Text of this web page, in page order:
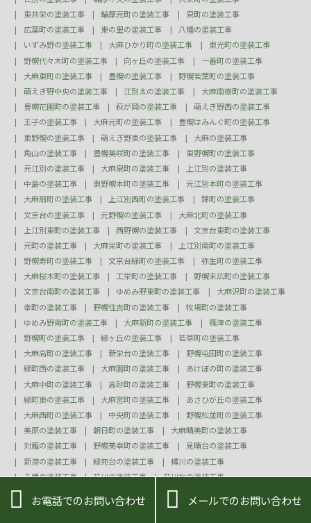
東共栄の塗装工事
輪厚元町の塗装工事
泉町の塗装工事
広葉町の塗装工事
東の里の塗装工事
八幡の塗装工事
いずみ野の塗装工事
大麻ひかり町の塗装工事
東光町の塗装工事
野幌代々木町の塗装工事
向ヶ丘の塗装工事
一番町の塗装工事
大麻東町の塗装工事
豊幌の塗装工事
野幌若葉町の塗装工事
萌えぎ野中央の塗装工事
江別太の塗装工事
大麻南樹町の塗装工事
豊幌花園町の塗装工事
萩が岡の塗装工事
萌えぎ野西の塗装工事
王子の塗装工事
大麻元町の塗装工事
豊幌はみんぐ町の塗装工事
東野幌の塗装工事
萌えぎ野東の塗装工事
大麻の塗装工事
角山の塗装工事
豊幌美咲町の塗装工事
東野幌町の塗装工事
元江別の塗装工事
大麻泉町の塗装工事
上江別の塗装工事
中島の塗装工事
東野幌本町の塗装工事
元江別本町の塗装工事
大麻扇町の塗装工事
上江別西町の塗装工事
錦町の塗装工事
文京台の塗装工事
元野幌の塗装工事
大麻北町の塗装工事
上江別東町の塗装工事
西野幌の塗装工事
文京台東町の塗装工事
元町の塗装工事
大麻栄町の塗装工事
上江別南町の塗装工事
野幌寿町の塗装工事
文京台緑町の塗装工事
弥生町の塗装工事
大麻桜木町の塗装工事
工栄町の塗装工事
野幌末広町の塗装工事
文京台南町の塗装工事
ゆめみ野東町の塗装工事
大麻沢町の塗装工事
幸町の塗装工事
野幌住吉町の塗装工事
牧場町の塗装工事
ゆめみ野南町の塗装工事
大麻新町の塗装工事
篠津の塗装工事
野幌町の塗装工事
緑ヶ丘の塗装工事
若草町の塗装工事
大麻高町の塗装工事
新栄台の塗装工事
野幌屯田町の塗装工事
緑町西の塗装工事
大麻園町の塗装工事
あけぼの町の塗装工事
大麻中町の塗装工事
高砂町の塗装工事
野幌東町の塗装工事
緑町東の塗装工事
大麻宮町の塗装工事
あさひが丘の塗装工事
大麻西町の塗装工事
中央町の塗装工事
野幌松並町の塗装工事
美原の塗装工事
朝日町の塗装工事
大麻晴美町の塗装工事
対雁の塗装工事
野幌美幸町の塗装工事
見晴台の塗装工事
新港の塗装工事
緑苑台の塗装工事
樽川の塗装工事
八幡の塗装工事
花川の塗装工事
花川北の塗装工事
船場町の塗装工事
緑が原の塗装工事
聚富の塗装工事
 お電話でのお問い合わせ  メールでのお問い合わせ